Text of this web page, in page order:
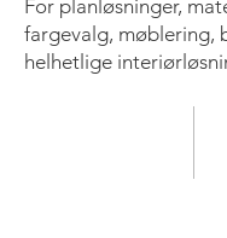
For planløsninger,
fargevalg, møblering,
helhetlige